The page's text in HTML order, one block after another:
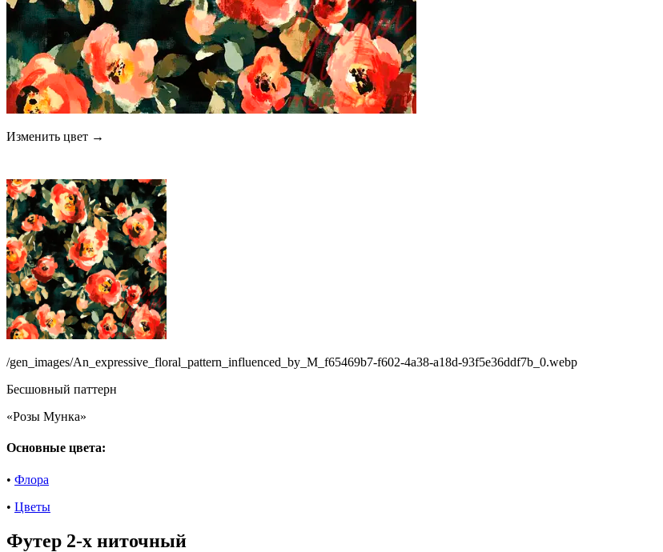
Изменить цвет →
/gen_images/An_expressive_floral_pattern_influenced_by_M_f65469b7-f602-4a38-a18d-93f5e36ddf7b_0.webp
Бесшовный паттерн
«Розы Мунка»
Основные цвета:
• Флора
• Цветы
Футер 2-х ниточный